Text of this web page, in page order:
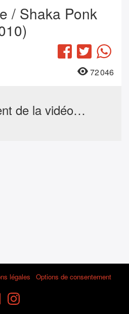
/ Shaka Ponk
Facebook
Twitter
72 046
de la vidéo…
légales Options de consentement
TwitterInstagram